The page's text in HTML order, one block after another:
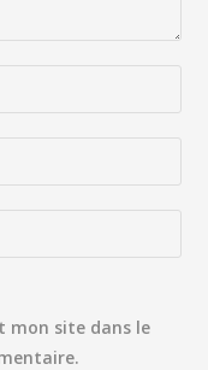
mon site dans le